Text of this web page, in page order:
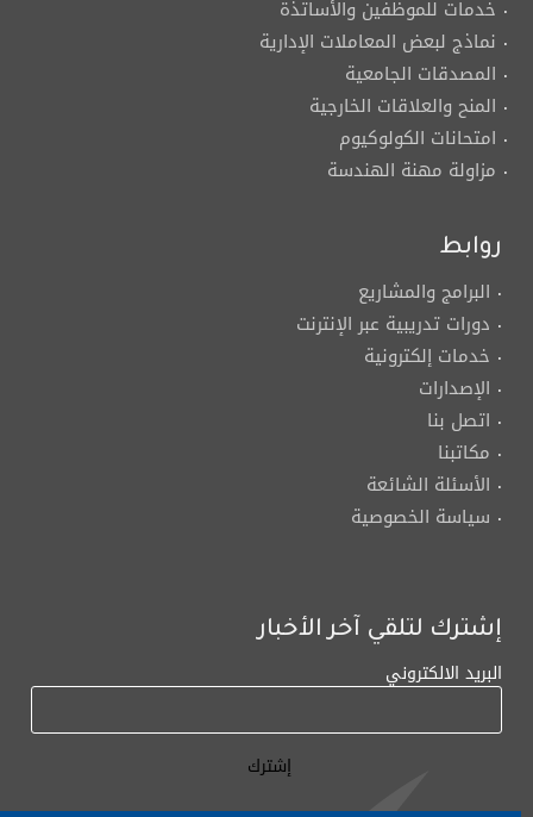
خدمات للموظفين والأساتذة
نماذج لبعض المعاملات الإدارية
المصدقات الجامعية
المنح والعلاقات الخارجية
امتحانات الكولوكيوم
مزاولة مهنة الهندسة
روابط
البرامج والمشاريع
دورات تدريبية عبر الإنترنت
خدمات إلكترونية
الإصدارات
اتصل بنا
مكاتبنا
الأسئلة الشائعة
سياسة الخصوصية
إشترك لتلقي آخر الأخبار
البريد الالكتروني